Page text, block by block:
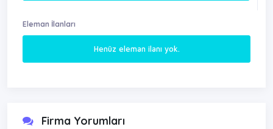
Eleman İlanları
Henüz eleman ilanı yok.
Firma Yorumları